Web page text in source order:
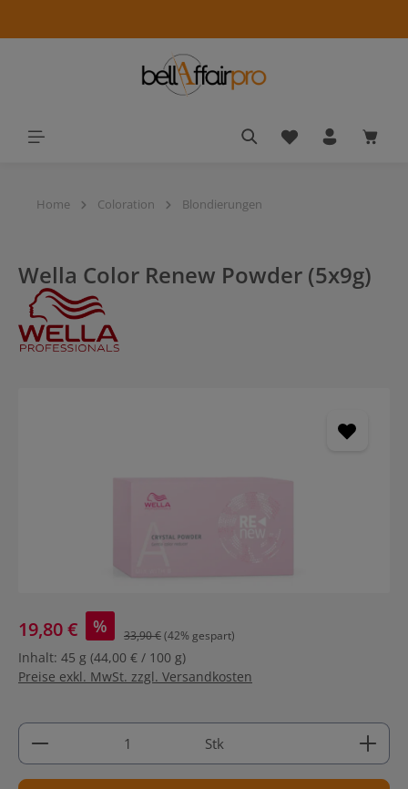
Du hast 0
Home Coloration Blondierungen
Wella Color Renew Powder (5x9g)
19,80 € % 33,90 €(42% gespart)
Inhalt: 45 g (44,00 € / 100 g)
Preise exkl. MwSt. zzgl. Versandkosten
Produkt Anzahl: Gib den gewünschten Wert ein
Stk